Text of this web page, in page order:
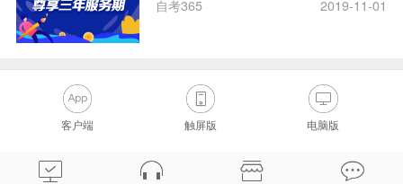
自考365 2019-11-01
客户端 触屏版 电脑版